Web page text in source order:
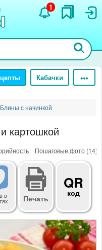
1
Кабачки
Блины с начинкой
картошкой
Пошаговые фото (14)
в Печать
QR
код